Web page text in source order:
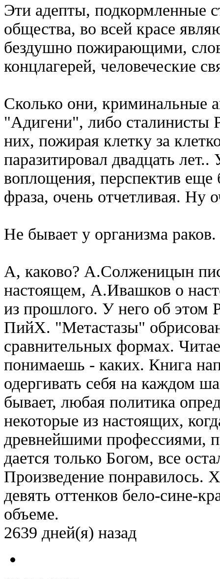
Эти адепты, подкормленные
общества, во всей красе
бездушно пожирающими,
концлагерей, человеческие
Сколько они, криминальные
"Адигени", либо сталинисты
них, пожирая клетку за
паразитировал двадцать
воплощения, перспектив
фраза, очень отчетливая. Ну
Не бывает у организма
А, каково? А.Солженицын
настоящем, А.Ивашков о
из прошлого. У него об этом
ПийХ. "Метастазы"
сравнительных формах.
понимаешь - каких. Книга
одергивать себя на каждом
бывает, любая политика
некоторые из настоящих,
древнейшими профессиями,
дается только Богом, все
Произведение понравилось.
девять оттенков бело-сине-
объеме.
2639 дней(я) назад